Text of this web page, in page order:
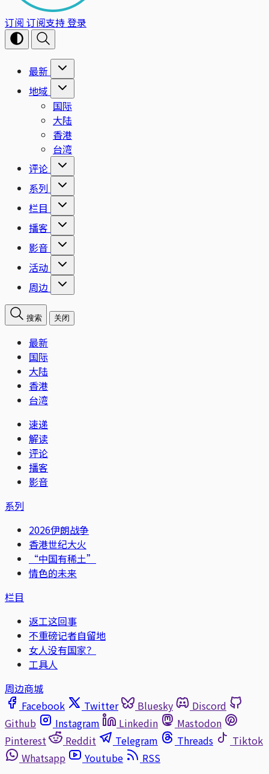
订阅 订阅支持登录
最新
地域
国际
大陆
香港
台湾
评论
系列
栏目
播客
影音
活动
周边
搜索 关闭
最新
国际
大陆
香港
台湾
速递
解读
评论
播客
影音
系列
2026伊朗战争
香港世纪大火
“中国有稀土”
情色的未来
栏目
返工这回事
不重磅记者自留地
女人没有国家？
工具人
周边商城
Facebook
Twitter Bluesky
Discord
Github
Instagram Linkedin
Mastodon
Pinterest
Reddit Telegram Threads
Tiktok
Whatsapp
Youtube
RSS